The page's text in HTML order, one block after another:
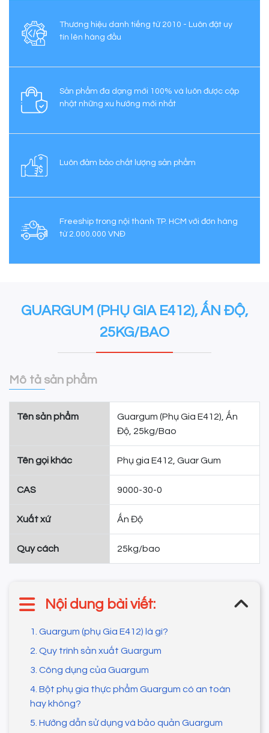
Thương hiệu danh tiếng từ 2010 - Luôn đặt uy
tín lên hàng đầu
Sản phẩm đa dạng mới 100% và luôn được cập
nhật những xu hướng mới nhất
Luôn đảm bảo chất lượng sản phẩm
Freeship trong nội thành TP. HCM với đơn hàng
từ 2.000.000 VNĐ
GUARGUM (PHỤ GIA E412), ẤN ĐỘ,
25KG/BAO
Mô tả sản phẩm
Tên sản phẩm
Guargum (Phụ Gia E412), Ấn
Độ, 25kg/Bao
Tên gọi khác Phụ gia E412, Guar Gum
CAS 9000-30-0
Xuất xứ Ấn Độ
Quy cách 25kg/bao
Nội dung bài viết:
1. Guargum (phụ Gia E412) là gì?
2. Quy trình sản xuất Guargum
3. Công dụng của Guargum
4. Bột phụ gia thực phẩm Guargum có an toàn
hay không?
5. Hướng dẫn sử dụng và bảo quản Guargum